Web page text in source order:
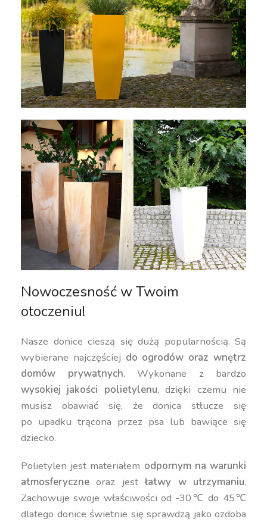
Nowoczesność w Twoim
otoczeniu!
Nasze donice cieszą się dużą popularnością. Są
wybierane najczęściej do ogrodów oraz wnętrz
domów prywatnych. Wykonane z bardzo
wysokiej jakości polietylenu, dzięki czemu nie
musisz obawiać się, że donica stłucze się
po upadku trącona przez psa lub bawiące się
dziecko.
Polietylen jest materiałem odpornym na warunki
atmosferyczne oraz jestłatwy w utrzymaniu.
Zachowuje swoje właściwości od -30℃ do 45℃
dlatego donice świetnie się sprawdzą jako ozdoba